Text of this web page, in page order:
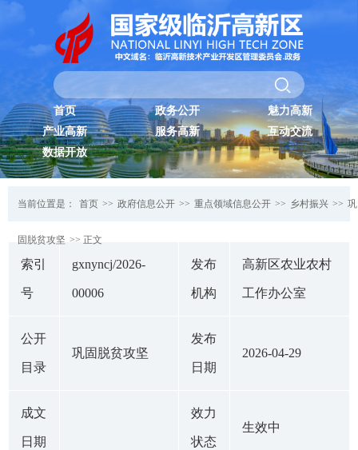
首页 政务公开
魅力高新
产业高新
服务高新
互动交流
数据开放
当前位置是： 首页 >> 政府信息公开 >> 重点领域信息公开 >> 乡村振兴 >> 巩
固脱贫攻坚 >> 正文
索引
号
gxnyncj/2026-
00006
发布
机构
高新区农业农村
工作办公室
公开
目录
巩固脱贫攻坚
发布
日期
2026-04-29
成文
日期
效力
状态
生效中